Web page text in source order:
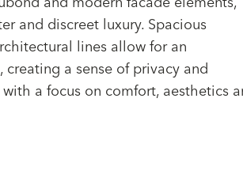
and discreet luxury. Spacious
lines allow for an
a sense of privacy and
a focus on comfort, aesthetics